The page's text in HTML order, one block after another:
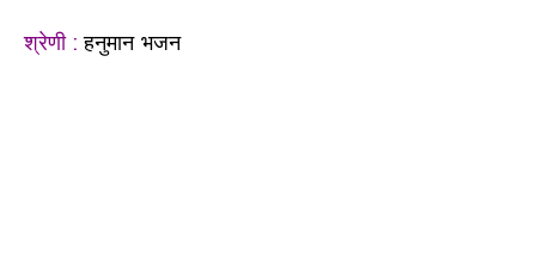
श्रेणी :हनुमान भजन